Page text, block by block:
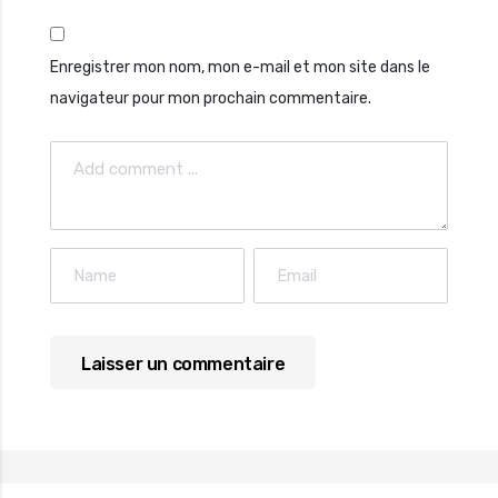
Enregistrer mon nom, mon e-mail et mon site dans le
navigateur pour mon prochain commentaire.